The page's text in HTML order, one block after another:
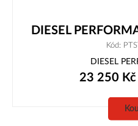
DIESEL
Kód:
DIESEL
23 250 Kč